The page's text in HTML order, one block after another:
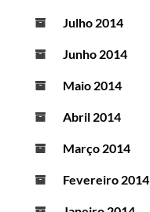
Julho 2014
Junho 2014
Maio 2014
Abril 2014
Março 2014
Fevereiro 2014